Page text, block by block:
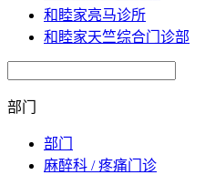
和睦家亮马诊所
和睦家天竺综合门诊部
部门
部门
麻醉科 / 疼痛门诊